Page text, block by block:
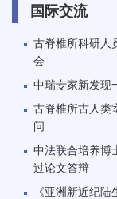
国际交流
古脊椎所科研人
会
中瑞专家新发现
古脊椎所古人类
问
中法联合培养博
过论文答辩
《亚洲新近纪